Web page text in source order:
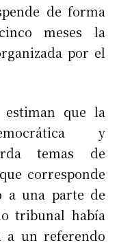
de forma
meses la
por el
estiman que la
y
temas de
corresponde
a una parte de
tribunal había
a un referendo